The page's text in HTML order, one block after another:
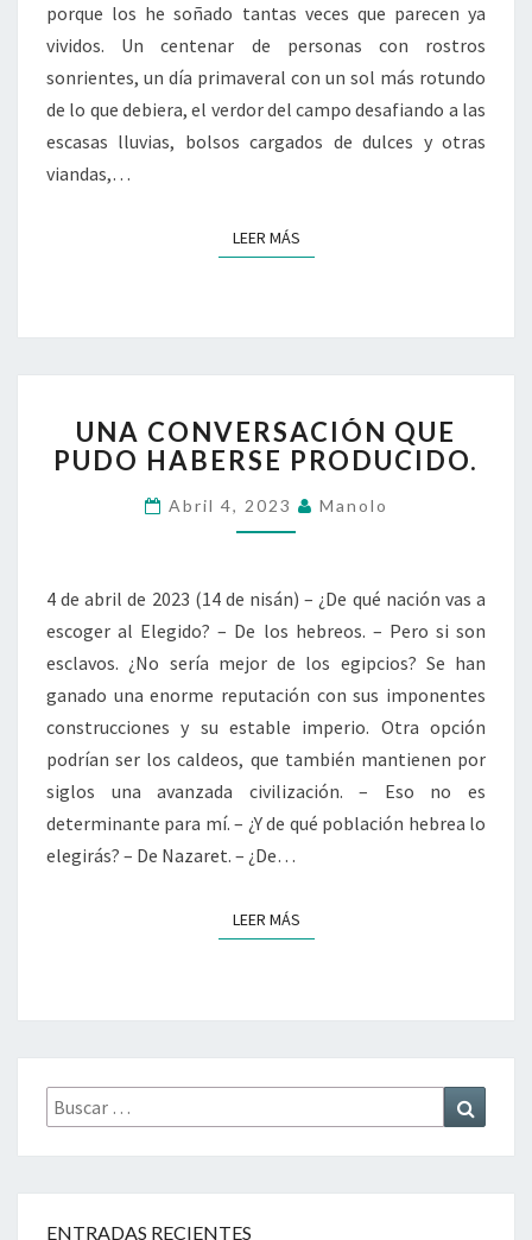
porque los he soñado tantas veces que parecen ya
vividos. Un centenar de personas con rostros
sonrientes, un día primaveral con un sol más rotundo
de lo que debiera, el verdor del campo desafiando a las
escasas lluvias, bolsos cargados de dulces y otras
viandas,…
LEER MÁSLEER MÁS
CONVERSACIÓN
QUE
HABERSE
PRODUCIDO.
UNA CONVERSACIÓN QUE
PUDO HABERSE PRODUCIDO.
Abril 4, 2023 Manolo
4 de abril de 2023 (14 de nisán) – ¿De qué nación vas a
escoger al Elegido? – De los hebreos. – Pero si son
esclavos. ¿No sería mejor de los egipcios? Se han
ganado una enorme reputación con sus imponentes
construcciones y su estable imperio. Otra opción
podrían ser los caldeos, que también mantienen por
siglos una avanzada civilización. – Eso no es
determinante para mí. – ¿Y de qué población hebrea lo
elegirás? – De Nazaret. – ¿De…
LEER MÁSLEER MÁS
Buscar
por:
ENTRADAS RECIENTES